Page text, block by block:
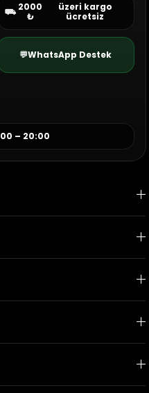
⛟2000
₺
üzeri kargo
ücretsiz
💬WhatsApp Destek
– 20:00